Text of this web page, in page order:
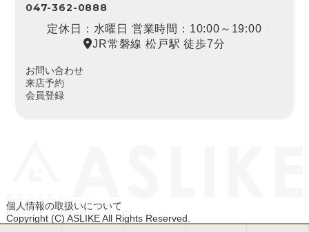
047-362-0888
定休日：水曜日 営業時間：10:00～19:00
JR常磐線 松戸駅 徒歩7分
お問い合わせ
来店予約
会員登録
個人情報の取扱いについて
Copyright (C) ASLIKE All Rights Reserved.